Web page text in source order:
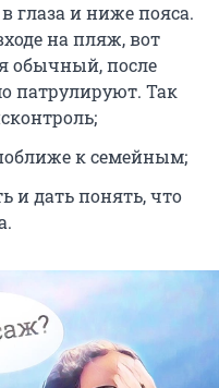
глаза и ниже пояса.
на пляж, вот
обычный, после
патрулируют. Так
к семейным;
и дать понять, что